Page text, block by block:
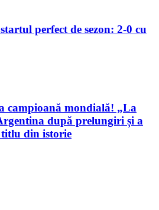
perfect de sezon: 2-0 cu
campioană mondială! „La
după prelungiri și a
din istorie